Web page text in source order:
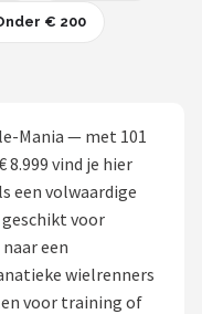
€ 200
Mania — met 101
vind je hier
een volwaardige
voor
een
wielrenners
voor training of